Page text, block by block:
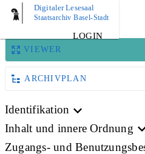
Digitaler Lesesaal
Staatsarchiv Basel-Stadt
LOGIN
BILD
VIEWER
ARCHIVPLAN
Identifikation
Inhalt und innere Ordnung
Zugangs- und